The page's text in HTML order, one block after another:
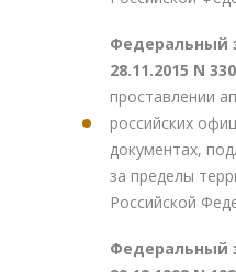
Федеральный
28.11.2015 N
проставлении
российских
документах,
за пределы
Российской
Федеральный